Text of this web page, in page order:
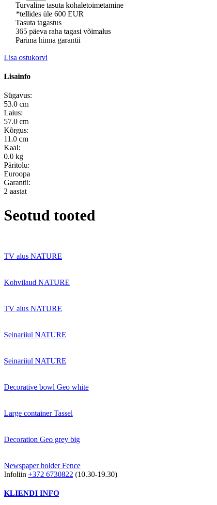
Turvaline tasuta kohaletoimetamine
*tellides üle 600 EUR
Tasuta tagastus
365 päeva raha tagasi võimalus
Parima hinna garantii
Lisa ostukorvi
Lisainfo
Sügavus:
53.0 cm
Laius:
57.0 cm
Kõrgus:
11.0 cm
Kaal:
0.0 kg
Päritolu:
Euroopa
Garantii:
2 aastat
Seotud tooted
TV alus NATURE
Kohvilaud NATURE
TV alus NATURE
Seinariiul NATURE
Seinariiul NATURE
Decorative bowl Geo white
Large container Tassel
Decoration Geo grey big
Newspaper holder Fence
Infoliin +372 6730822 (10.30-19.30)
KLIENDI INFO